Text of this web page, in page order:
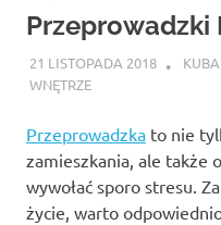
Przeprowadzki
21 LISTOPADA 2018
WNĘTRZE
Przeprowadzka to nie
zamieszkania, ale także
wywołać sporo stresu.
życie, warto